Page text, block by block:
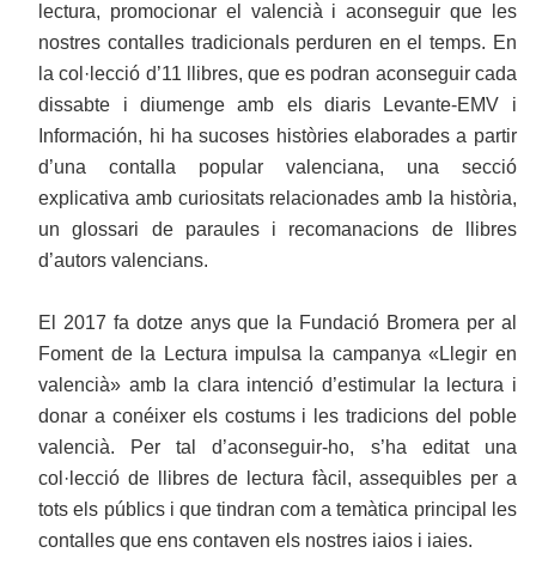
lectura, promocionar el valencià i aconseguir que les
nostres contalles tradicionals perduren en el temps. En
la col·lecció d’11 llibres, que es podran aconseguir cada
dissabte i diumenge amb els diaris Levante-EMV i
Información, hi ha sucoses històries elaborades a partir
d’una contalla popular valenciana, una secció
explicativa amb curiositats relacionades amb la història,
un glossari de paraules i recomanacions de llibres
d’autors valencians.
El 2017 fa dotze anys que la Fundació Bromera per al
Foment de la Lectura impulsa la campanya «Llegir en
valencià» amb la clara intenció d’estimular la lectura i
donar a conéixer els costums i les tradicions del poble
valencià. Per tal d’aconseguir-ho, s’ha editat una
col·lecció de llibres de lectura fàcil, assequibles per a
tots els públics i que tindran com a temàtica principal les
contalles que ens contaven els nostres iaios i iaies.